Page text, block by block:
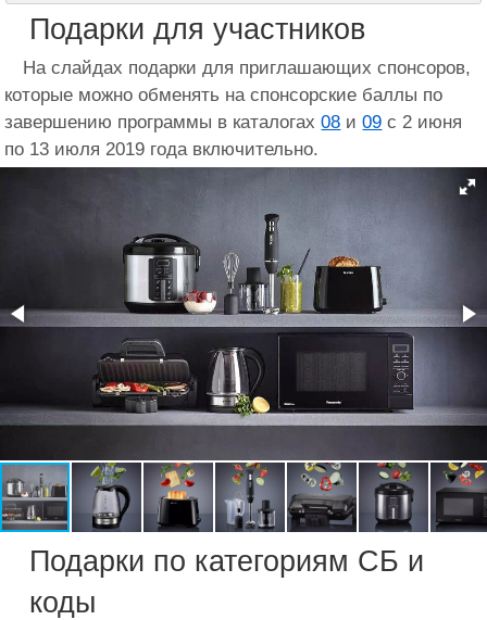
Подарки для участников
На слайдах подарки для приглашающих спонсоров,
которые можно обменять на спонсорские баллы по
завершению программы в каталогах08 и09 с 2 июня
по 13 июля 2019 года включительно.
Подарки по категориям СБ и
коды